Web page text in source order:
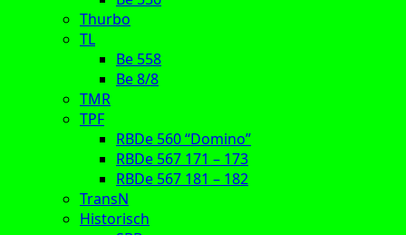
Thurbo
TL
Be 558
Be 8/8
TMR
TPF
RBDe 560 “Domino”
RBDe 567 171 – 173
RBDe 567 181 – 182
TransN
Historisch